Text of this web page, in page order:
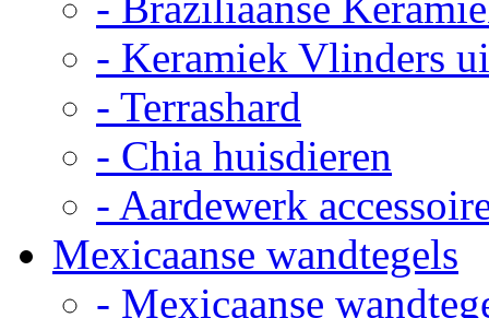
- Keramiek Vlinders
- Terrashard
- Chia huisdieren
- Aardewerk
Mexicaanse wandtegels
- Mexicaanse